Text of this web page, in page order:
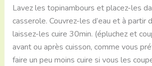
Lavez les topinambours et placez-les
casserole. Couvrez-les d’eau et à partir
laissez-les cuire 30min. (épluchez et
avant ou après cuisson, comme vous
faire un peu moins cuire si vous les